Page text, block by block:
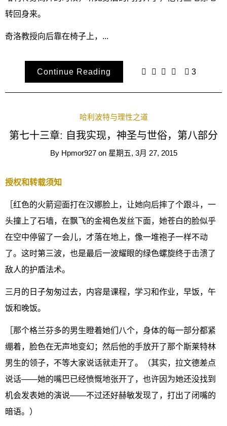
转回身来。
奇洛教授向后靠在椅子上，...
Continue Reading 3
哈利波特与理性之道
第七十三章: 自我实现，神圣与世俗，第八部分
By Hpmor927 on 星期五, 3月 27, 2015
授权和转载须知
［红色的火箭迎面打在汉娜脸上，让她向后摔了个跟斗，一
头撞上了石墙，在飘飞的金褐色发丝下面，她苍白的脸似乎
在空中停留了一会儿，才落在地上，像一堆袍子一样不动
了。这时第三波，也是最后一波耀眼的绿色螺旋终于击溃了
敌人的护盾法术。
三月的日子匆匆过去，内容是课程，学习和作业，早饭，午
饭和晚饭。
［那个格兰芬多的男生瞪着她们八个，身体的每一部分都紧
绷着，脸色在无声地变幻；然后他的手放开了那个斯莱特林
男生的领子，不等大家说话就走开了。（其实，拉文德差点
说话——她的嘴巴已经愤慨地张开了，也许因为她还没找到
机会发表她的演说——不过还好赫敏发现了，打出了闭嘴的
暗语。）